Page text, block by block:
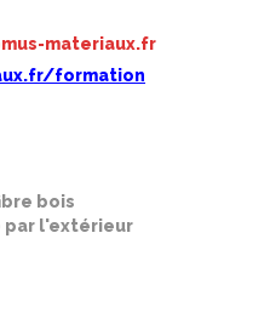
materiaux.fr
formation
bois
par l'extérieur